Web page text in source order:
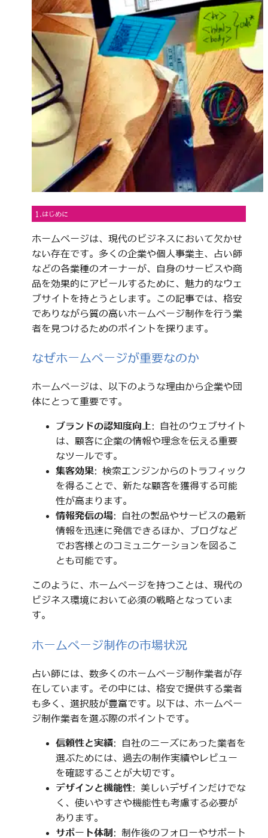
1.はじめに
ホームページは、現代のビジネスにおいて欠かせ
ない存在です。多くの企業や個人事業主、占い師
などの各業種のオーナーが、自身のサービスや商
品を効果的にアピールするために、魅力的なウェ
ブサイトを持とうとします。この記事では、格安
でありながら質の高いホームページ制作を行う業
者を見つけるためのポイントを探ります。
なぜホームページが重要なのか
ホームページは、以下のような理由から企業や団
体にとって重要です。
ブランドの認知度向上: 自社のウェブサイト
は、顧客に企業の情報や理念を伝える重要
なツールです。
集客効果: 検索エンジンからのトラフィック
を得ることで、新たな顧客を獲得する可能
性が高まります。
情報発信の場: 自社の製品やサービスの最新
情報を迅速に発信できるほか、ブログなど
でお客様とのコミュニケーションを図るこ
とも可能です。
このように、ホームページを持つことは、現代の
ビジネス環境において必須の戦略となっていま
す。
ホームページ制作の市場状況
占い師には、数多くのホームページ制作業者が存
在しています。その中には、格安で提供する業者
も多く、選択肢が豊富です。以下は、ホームペー
ジ制作業者を選ぶ際のポイントです。
信頼性と実績: 自社のニーズにあった業者を
選ぶためには、過去の制作実績やレビュー
を確認することが大切です。
デザインと機能性: 美しいデザインだけでな
く、使いやすさや機能性も考慮する必要が
あります。
サポート体制 : 制作後のフォローやサポート